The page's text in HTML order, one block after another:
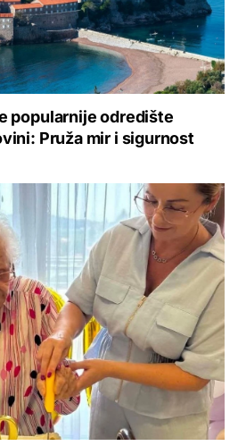
popularnije odredište
Pruža mir i sigurnost